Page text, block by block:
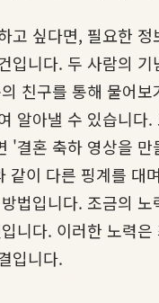
고 싶다면, 필요한 정
입니다. 두 사람의 기
친구를 통해 물어보
알아낼 수 있습니다.
'결혼 축하 영상을 만
같이 다른 핑계를 대
법입니다. 조금의 노
니다. 이러한 노력은
입니다.